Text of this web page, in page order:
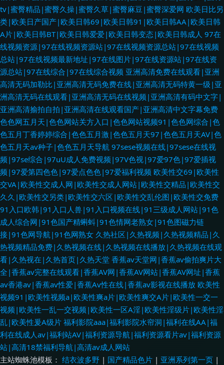
tv|蜜臀精品|蜜臀久操|蜜臀久草|蜜臀麻豆|蜜臀深爱网 欧美日比另
类|欧美日产国产|欧美日韩69|欧美日韩91|欧美日韩AA|欧美日韩
A片|欧美日韩BT|欧美日韩爱爱|欧美日韩变态|欧美日韩成人 97在
线视频资源|97在线视频资源站|97在线视频资源总站|97在线视频
总站|97在线视频最新地址|97在线图片|97在线资源站|97在线资
源总站|97在线综合|97在线综合视频 亚洲高清免费在线观看|亚洲
高清无码加勒比|亚洲高清无码免费在线|亚洲高清无码特黄一级|亚
洲高清无码在线观看|亚洲高清无码在线视频|亚洲高清有码中文字|
亚洲高清揄拍自拍|亚洲高清在线观看国产|亚洲高清中文字幕免费
色色网五月天|色色网站关方入口|色色网站视频91|色色网综合|色
色五月丁香婷婷综合|色色五月激|色色五月天97|色色五月天AV|色
色五月天av种子|色色五月天导航 97sese视频在线|97sese在线视
频|97se综合|97uU成人免费视频|97V色视|97爱97色|97爱插视
频|97爱第四色色|97爱点色色|97爱福利视频 欧美性交69|欧美性
交VA|欧美性交成人网|欧美性交成人网站|欧美性交精品|欧美性交
久久|欧美性交另类|欧美性交六区|欧美性交乱伦图|欧美性交免费
91入口欧韩|91入口人兽|91入口视频在线|91三级成人网站|91色
成人综合网|91色国产精蝌蚪|91色情网老熟女|91色图磁力链
接|91色网导航|91色网熟女 久热社区|久热视频|久热视频精品|久
热视频精品免费|久热视频在线|久热视频在线播放|久热视频在线观
看|久热视在|久热首页|久热天堂 香蕉av天堂网|香蕉av偷拍爽片大
全|香蕉av完整在线观看|香蕉AV网|香蕉AV网站|香蕉AV网址|香蕉
av香港av|香蕉av性爱|香蕉Av性在线|香蕉av影视在线播放 欧美性
视频91|欧美性视频a|欧美性爽a片|欧美性爽交A片|欧美性一交一
视频|欧美性一乱一交视频|欧美性一区A淫|欧美性淫级片|欧美性淫
乱|欧美性爰A级片 福利影院aaa|福利影院水帘洞|福利在线AA|福
利在线成人av|福利站AV|福利资源导航|福利资源看片av|福利资源
站|高清18禁福利导航|高清av成人网站
主站蜘蛛池模板： 结衣波多野 | 国产精品色片 | 亚洲系列第一页 |